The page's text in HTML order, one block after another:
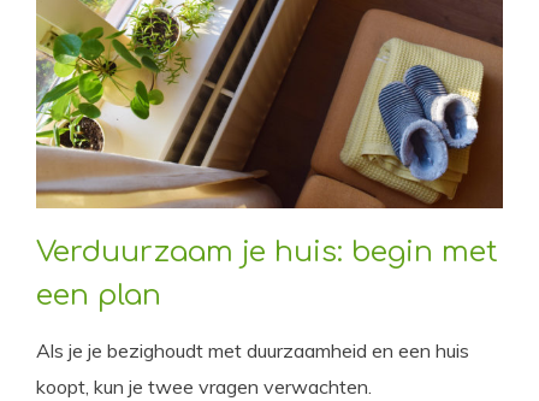
Verduurzaam je huis: begin met
een plan
Als je je bezighoudt met duurzaamheid en een huis
koopt, kun je twee vragen verwachten.